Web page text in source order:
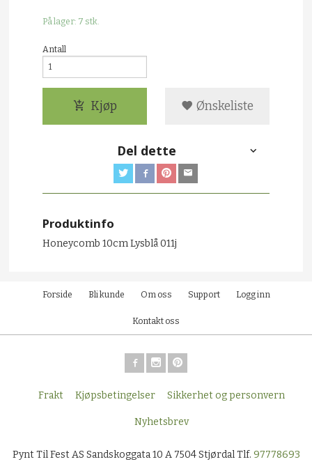
På lager: 7 stk.
Antall
Kjøp Ønskeliste
Del dette
Produktinfo
Honeycomb 10cm Lysblå 011j
Forside Bli kunde Om oss Support Logg inn
Kontakt oss
Frakt Kjøpsbetingelser Sikkerhet og personvern
Nyhetsbrev
Pynt Til Fest AS Sandskoggata 10 A 7504 Stjørdal Tlf. 97778693